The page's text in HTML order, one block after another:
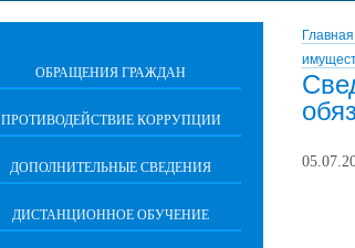
Главная
ОБРАЩЕНИЯ ГРАЖДАН
ПРОТИВОДЕЙСТВИЕ КОРРУПЦИИ
ДОПОЛНИТЕЛЬНЫЕ СВЕДЕНИЯ
ДИСТАНЦИОННОЕ ОБУЧЕНИЕ